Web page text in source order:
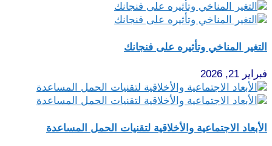
التغير المناخي وتأثيره على فنجانك
فبراير 21, 2026
الأبعاد الاجتماعية والأخلاقية لتقنيات الحمل المساعدة